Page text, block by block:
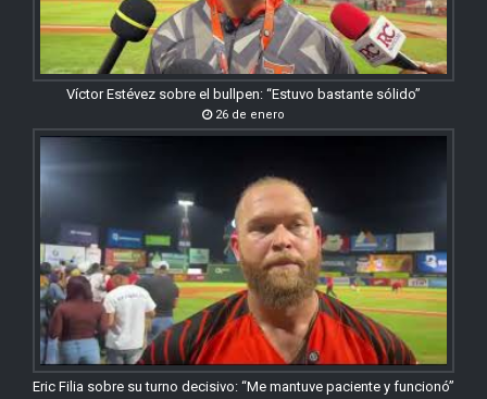
Víctor Estévez sobre el bullpen: “Estuvo bastante sólido”
26 de enero
Eric Filia sobre su turno decisivo: “Me mantuve paciente y funcionó”